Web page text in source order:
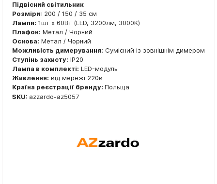
Підвісний світильник
Розміри: 200 / 150 / 35 см
Лампи: 1шт x 60Вт (LED, 3200лм, 3000K)
Плафон: Метал / Чорний
Основа: Метал / Чорний
Можливість димерування: Сумісний із зовнішнім димером
Ступінь захисту: IP20
Лампа в комплекті: LED-модуль
Живлення: від мережі 220в
Країна реєстрації бренду: Польща
SKU: azzardo-az5057